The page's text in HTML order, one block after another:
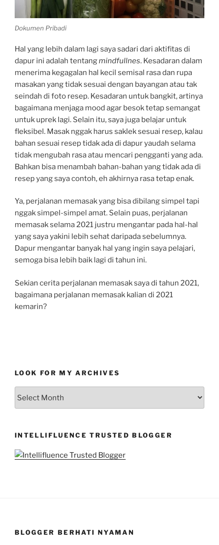
Dokumen Pribadi
Hal yang lebih dalam lagi saya sadari dari aktifitas di
dapur ini adalah tentangmindfullnes. Kesadaran dalam
menerima kegagalan hal kecil semisal rasa dan rupa
masakan yang tidak sesuai dengan bayangan atau tak
seindah di foto resep. Kesadaran untuk bangkit, artinya
bagaimana menjaga mood agar besok tetap semangat
untuk uprek lagi. Selain itu, saya juga belajar untuk
fleksibel. Masak nggak harus saklek sesuai resep, kalau
bahan sesuai resep tidak ada di dapur yaudah selama
tidak mengubah rasa atau mencari pengganti yang ada.
Bahkan bisa menambah bahan-bahan yang tidak ada di
resep yang saya contoh, eh akhirnya rasa tetap enak.
Ya, perjalanan memasak yang bisa dibilang simpel tapi
nggak simpel-simpel amat. Selain puas, perjalanan
memasak selama 2021 justru mengantar pada hal-hal
yang saya yakini lebih sehat daripada sebelumnya.
Dapur mengantar banyak hal yang ingin saya pelajari,
semoga bisa lebih baik lagi di tahun ini.
Sekian cerita perjalanan memasak saya di tahun 2021,
bagaimana perjalanan memasak kalian di 2021
kemarin?
LOOK FOR MY ARCHIVES
INTELLIFLUENCE TRUSTED BLOGGER
BLOGGER BERHATI NYAMAN